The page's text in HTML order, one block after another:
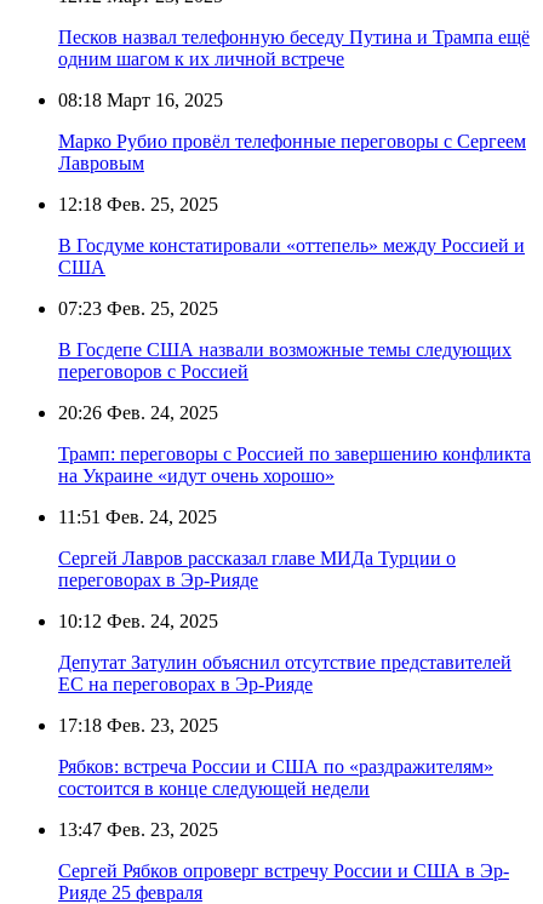
Песков назвал телефонную беседу Путина и Трампа ещё
одним шагом к их личной встрече
08:18 Март 16, 2025
Марко Рубио провёл телефонные переговоры с Сергеем
Лавровым
12:18 Фев. 25, 2025
В Госдуме констатировали «оттепель» между Россией и
США
07:23 Фев. 25, 2025
В Госдепе США назвали возможные темы следующих
переговоров с Россией
20:26 Фев. 24, 2025
Трамп: переговоры с Россией по завершению конфликта
на Украине «идут очень хорошо»
11:51 Фев. 24, 2025
Сергей Лавров рассказал главе МИДа Турции о
переговорах в Эр-Рияде
10:12 Фев. 24, 2025
Депутат Затулин объяснил отсутствие представителей
ЕС на переговорах в Эр-Рияде
17:18 Фев. 23, 2025
Рябков: встреча России и США по «раздражителям»
состоится в конце следующей недели
13:47 Фев. 23, 2025
Сергей Рябков опроверг встречу России и США в Эр-
Рияде 25 февраля